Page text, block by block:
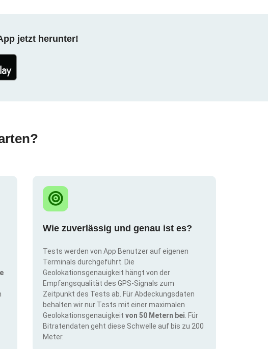
jetzt herunter!
Wie zuverlässig und genau ist es?
Tests werden von App Benutzer auf eigenen
Terminals durchgeführt. Die
Geolokationsgenauigkeit hängt von der
Empfangsqualität des GPS-Signals zum
Zeitpunkt des Tests ab. Für Abdeckungsdaten
behalten wir nur Tests mit einer maximalen
Geolokationsgenauigkeit von 50 Metern bei . Für
Bitratendaten geht diese Schwelle auf bis zu 200
Meter.